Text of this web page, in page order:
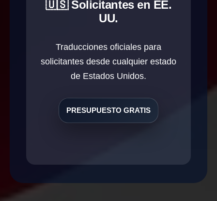
🇺🇸 Solicitantes en EE.
UU.
Traducciones oficiales para
solicitantes desde cualquier estado
de Estados Unidos.
PRESUPUESTO GRATIS